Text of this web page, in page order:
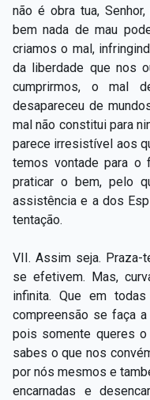
não é obra tua,
bem nada de mau
criamos o mal,
da liberdade que nos
cumprirmos, o mal
desapareceu de
mal não constitui para
parece irresistível aos
temos vontade para o
praticar o bem, pelo
assistência e a dos
tentação.
VII. Assim seja. Praza-
se efetivem. Mas,
infinita. Que em
compreensão se faça
pois somente queres
sabes o que nos
por nós mesmos e
encarnadas e